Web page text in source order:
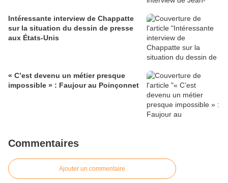
Intéressante interview de Chappatte
sur la situation du dessin de presse
aux États-Unis
« C’est devenu un métier presque
impossible » : Faujour au Poinçonnet
Commentaires
Ajouter un commentaire